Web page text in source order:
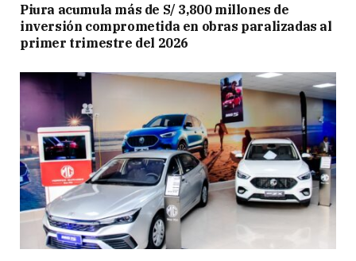
Piura acumula más de S/ 3,800 millones de
inversión comprometida en obras paralizadas al
primer trimestre del 2026